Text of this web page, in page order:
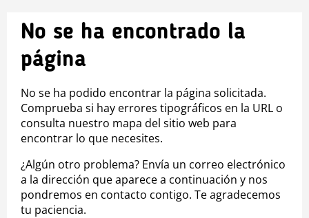
No se ha encontrado la
página
No se ha podido encontrar la página solicitada.
Comprueba si hay errores tipográficos en la URL o
consulta nuestro mapa del sitio web para
encontrar lo que necesites.
¿Algún otro problema? Envía un correo electrónico
a la dirección que aparece a continuación y nos
pondremos en contacto contigo. Te agradecemos
tu paciencia.